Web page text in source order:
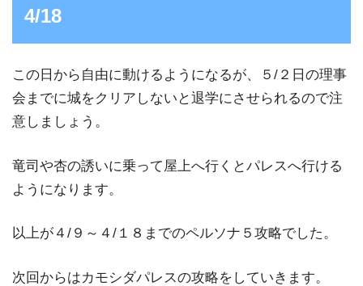
4/18
この日から自由に動けるようになるが、５/２日の理事
会までに城をクリアしないと退学にさせられるので注
意しましょう。
竜司や杏の誘いに乗って屋上へ行くとパレスへ行ける
ようになります。
以上が４/９～４/１８までのペルソナ５攻略でした。
次回からはカモシダパレスの攻略をしていきます。